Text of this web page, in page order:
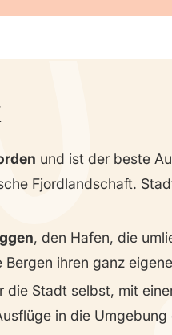
und ist der beste
Fjordlandschaft.
, den Hafen, die
ihren ganz
die Stadt selbst, mit
in die Umgebung